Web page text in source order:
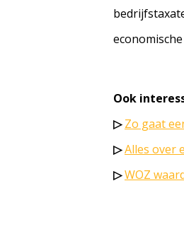
Ook
▷ Zo gaat
▷Alles over
▷WOZ